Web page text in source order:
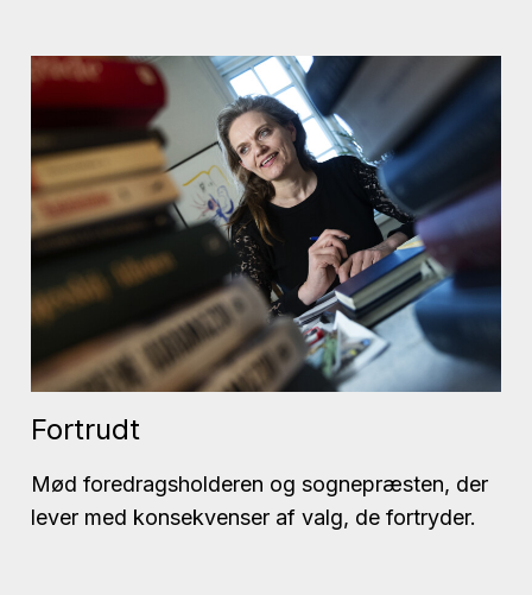
Fortrudt
Mød foredragsholderen og sognepræsten, der
lever med konsekvenser af valg, de fortryder.